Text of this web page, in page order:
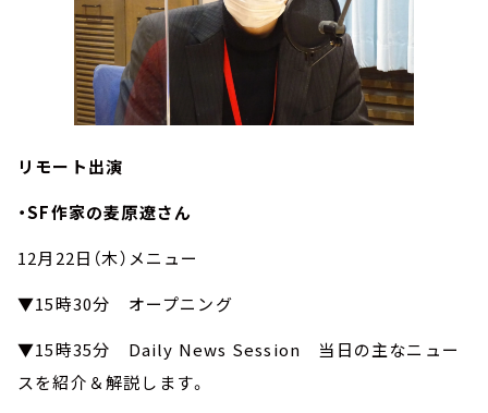
リモート出演
・SF作家の麦原遼さん
12月22日（木）メニュー
▼15時30分 オープニング
▼15時35分 Daily News Session 当日の主なニュー
スを紹介＆解説します。